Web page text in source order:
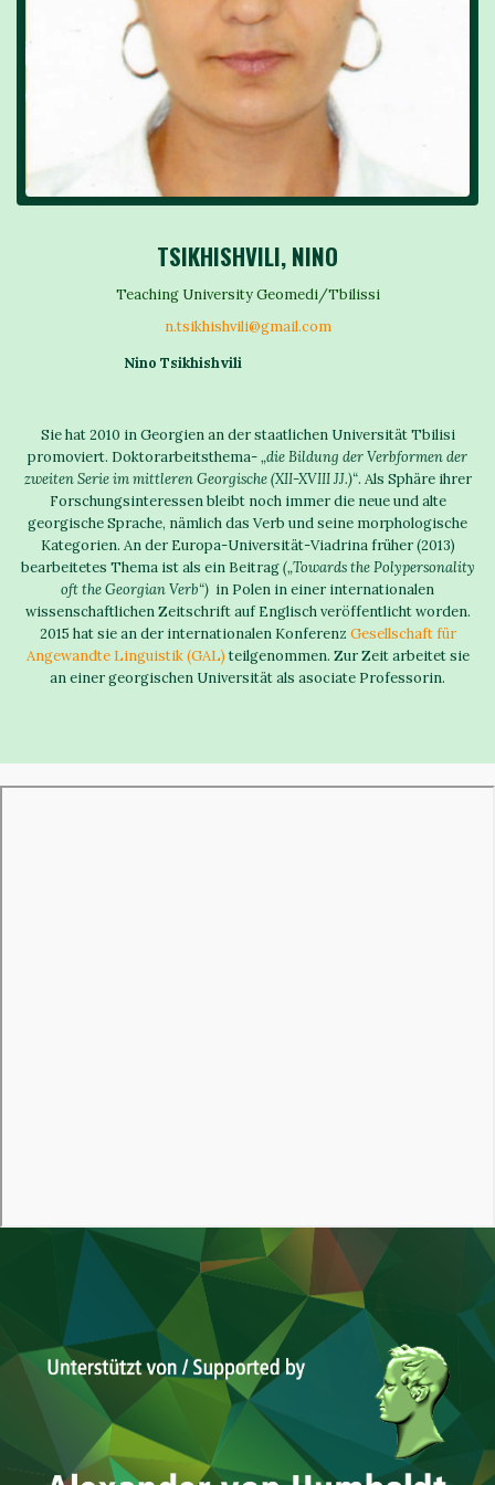
TSIKHISHVILI, NINO
Teaching University Geomedi/Tbilissi
n.tsikhishvili@gmail.com
Nino Tsikhishvili
Sie hat 2010 in Georgien an der staatlichen Universität Tbilisi
promoviert. Doktorarbeitsthema-„die Bildung der Verbformen der
zweiten Serie im mittleren Georgische (XII-XVIII JJ.)“. Als Sphäre ihrer
Forschungsinteressen bleibt noch immer die neue und alte
georgische Sprache, nämlich das Verb und seine morphologische
Kategorien. An der Europa-Universität-Viadrina früher (2013)
bearbeitetes Thema ist als ein Beitrag(„Towards the Polypersonality
oft the Georgian Verb“) in Polen in einer internationalen
wissenschaftlichen Zeitschrift auf Englisch veröffentlicht worden.
2015 hat sie an der internationalen Konferenz Gesellschaft für
Angewandte Linguistik (GAL)teilgenommen. Zur Zeit arbeitet sie
an einer georgischen Universität als asociate Professorin.